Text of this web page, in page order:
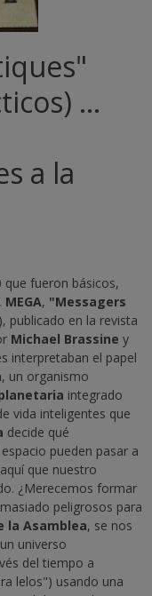
...
a la
que fueron básicos,
MEGA, "Messagers
), publicado en la revista
Michael Brassine y
interpretaban el papel
, un organismo
integrado
vida inteligentes que
decide qué
pueden pasar a
que nuestro
¿Merecemos formar
peligrosos para
la Asamblea, se nos
universo
del tiempo a
lelos") usando una